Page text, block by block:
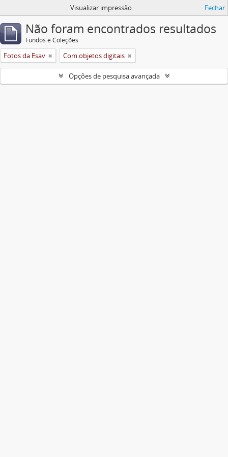
Visualizar impressão Fechar
Não foram encontrados resultados
Fundos e Coleções
Fotos da Esav Com objetos digitais
Opções de pesquisa avançada